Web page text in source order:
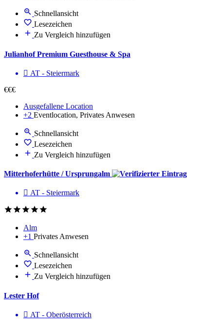
Schnellansicht
Lesezeichen
Zu Vergleich hinzufügen
Julianhof Premium Guesthouse & Spa
AT - Steier­mark
€€€
Ausgefallene Location
+2 Eventlocation, Privates Anwesen
Schnellansicht
Lesezeichen
Zu Vergleich hinzufügen
Mitterhoferhütte / Ursprungalm
AT - Steier­mark
Alm
+1 Privates Anwesen
Schnellansicht
Lesezeichen
Zu Vergleich hinzufügen
Lester Hof
AT - Ober­österreich